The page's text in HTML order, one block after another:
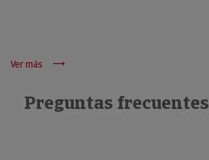
Ver más
Preguntas frecuentes